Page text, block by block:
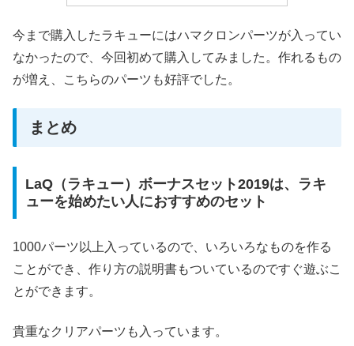
今まで購入したラキューにはハマクロンパーツが入ってい
なかったので、今回初めて購入してみました。作れるもの
が増え、こちらのパーツも好評でした。
まとめ
LaQ（ラキュー）ボーナスセット2019は、ラキ
ューを始めたい人におすすめのセット
1000パーツ以上入っているので、いろいろなものを作る
ことができ、作り方の説明書もついているのですぐ遊ぶこ
とができます。
貴重なクリアパーツも入っています。